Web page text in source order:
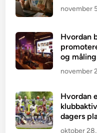
november
Hvordan
og måling
november
Hvordan
dagers
oktober